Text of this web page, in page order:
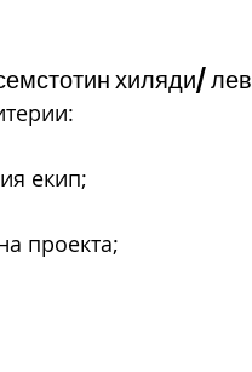
хиляди/
екип;
проекта;